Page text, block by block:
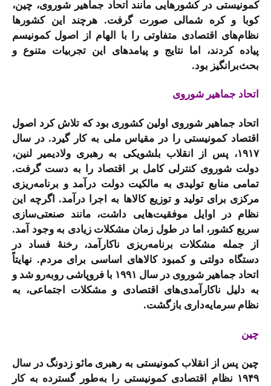
کمونیستی در کشورهایی مانند اتحاد جماهیر شوروی، چین،
کوبا و کره شمالی صورت گرفت. هرچند این کشورها
نظام‌های اقتصادی متفاوتی را با الهام از اصول کمونیسم
پیاده کردند، اما نتایج و پیامدهای این تجربیات متنوع و
بحث‌برانگیز بود.
اتحاد جماهیر شوروی
اتحاد جماهیر شوروی اولین کشوری بود که تلاش کرد اصول
اقتصاد کمونیستی را در مقیاس ملی به کار گیرد. در سال
۱۹۱۷، پس از انقلاب بلشویکی به رهبری ولادیمیر لنین،
دولت شوروی کنترلی کامل بر اقتصاد را به دست گرفت.
تمامی منابع تولیدی به مالکیت دولت درآمد و برنامه‌ریزی
مرکزی برای تولید و توزیع کالاها به اجرا درآمد. اگرچه این
نظام در اوایل موفقیت‌هایی داشت، مانند صنعتی‌سازی
سریع کشور، اما در طول زمان مشکلات زیادی به وجود آمد.
از جمله مشکلات برنامه‌ریزی ناکارآمد، رخنۀ فساد در
دستگاه دولتی و کمبود کالاهای اساسی برای مردم. نهایتاً
اتحاد جماهیر شوروی در سال ۱۹۹۱ با فروپاشی روبه‌رو شد و
به دلیل ناکارآمدی‌های اقتصادی و مشکلات اجتماعی، به
نظام سرمایه‌داری بازگشت.
چین
چین پس از انقلاب کمونیستی به رهبری مائو زدونگ در سال
۱۹۴۹ نظام اقتصادی کمونیستی را به‌طور گسترده‌ به کار